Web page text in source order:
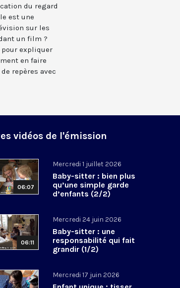
du regard
est une
sur les
un film ?
expliquer
en faire
repères avec
vidéos de l'émission
06:07
Mercredi 1 juillet 2026
Baby-sitter : bien plus
qu’une simple garde
d’enfants (2/2)
06:11
Mercredi 24 juin 2026
Baby-sitter : une
responsabilité qui fait
grandir (1/2)
Mercredi 17 juin 2026